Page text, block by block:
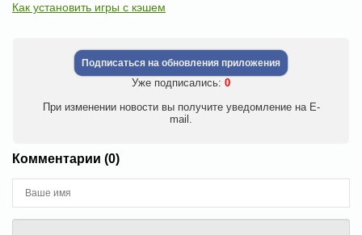
Как установить игры с кэшем
Подписаться на обновления приложения
Уже подписались: 0
При изменении новости вы получите уведомление на E-
mail.
Комментарии (0)